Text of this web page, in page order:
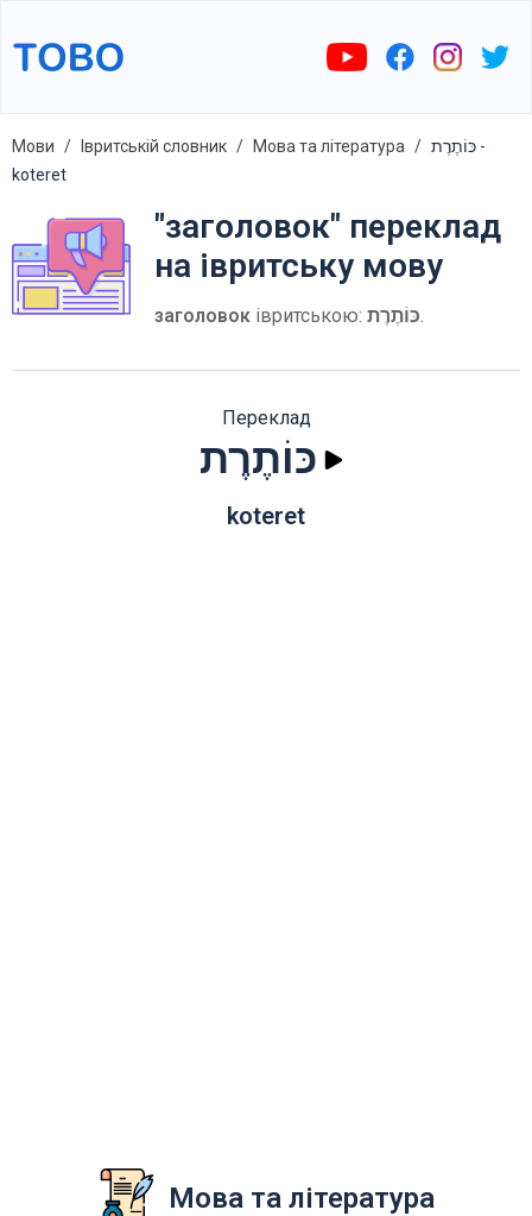
Мови Івритській словник Мова та література
כּוֹתֶרֶת -
koteret
"заголовок" переклад
на івритську мову
заголовок івритською: כּוֹתֶרֶת.
Переклад
כּוֹתֶרֶת
koteret
Мова та література